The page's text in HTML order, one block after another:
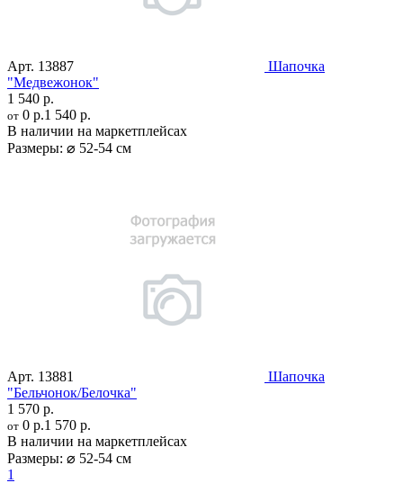
Арт. 13887
Шапочка
"Медвежонок"
1 540 р.
от 0 р.1 540 р.
В наличии на маркетплейсах
Размеры: ⌀ 52-54 см
Арт. 13881
Шапочка
"Бельчонок/Белочка"
1 570 р.
от 0 р.1 570 р.
В наличии на маркетплейсах
Размеры: ⌀ 52-54 см
1